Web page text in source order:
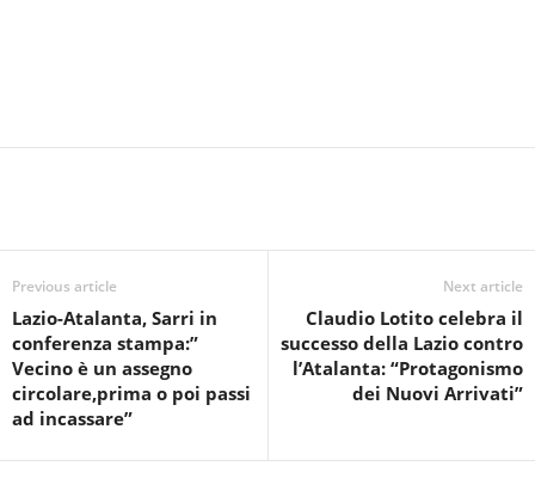
Previous article
Lazio-Atalanta, Sarri in
conferenza stampa:”
Vecino è un assegno
circolare,prima o poi passi
ad incassare”
Next article
Claudio Lotito celebra il
successo della Lazio contro
l’Atalanta: “Protagonismo
dei Nuovi Arrivati”